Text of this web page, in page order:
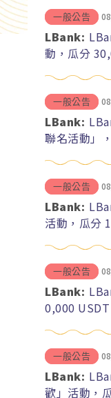
一般公告
LBank:
動，瓜分
一般公告
LBank:
聯名活動」
一般公告
LBank:
活動，瓜分
一般公告
LBank:
0,000
一般公告
LBank:
歡」活動，